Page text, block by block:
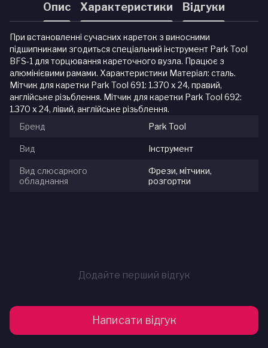
Опис Характеристики Відгуки
При встановленні сучасних кареток з виносними
підшипниками згодиться спеціальний інструмент Park Tool
BFS-1 для торцювання кареточного вузла. Працює з
алюмінієвими рамами. Характеристики Матеріал: сталь.
Мітчик для каретки Park Tool 691: 1.370 x 24, правий,
англійське різьблення. Мітчик для каретки Park Tool 692:
1.370 x 24, лівий, англійське різьблення.
Бренд
Park Tool
Вид Інструмент
Вид слюсарного
обладнання
Фрези, мітчики,
розгортки
Додайте перший відгук
Написати відгук